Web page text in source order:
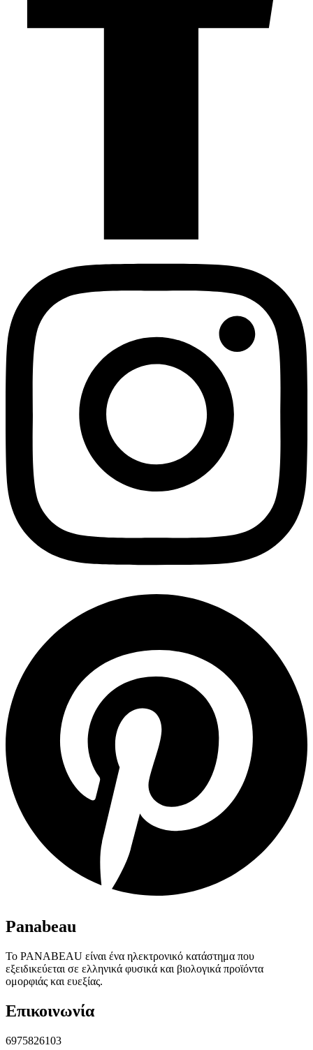
Panabeau
Το PANABEAU είναι ένα ηλεκτρονικό κατάστημα που
εξειδικεύεται σε ελληνικά φυσικά και βιολογικά προϊόντα
ομορφιάς και ευεξίας.
Επικοινωνία
6975826103